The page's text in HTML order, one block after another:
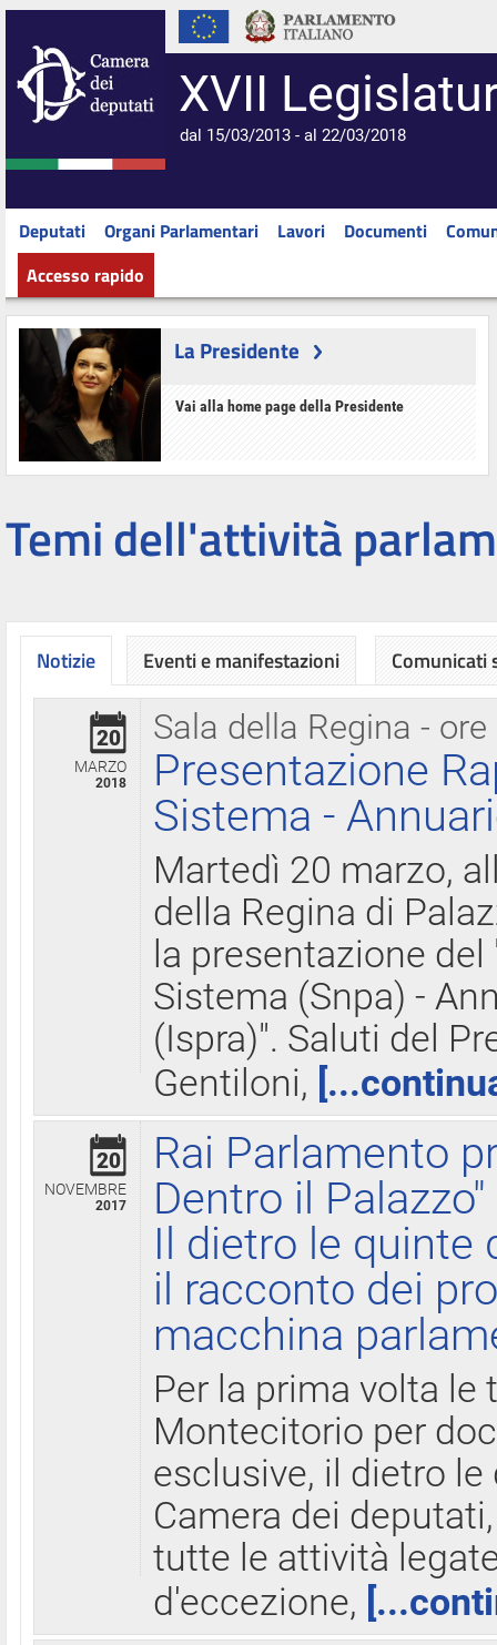
XVII
dal 15/03/2013 - al 22/03/2018
Deputati Organi Parlamentari Lavori Documenti
Accesso rapido
La Presidente
Vai alla home page della Presidente
Temi dell'attività
Notizie
Sala della Regina - ore
20
MARZO
2018
Presentazione
Sistema -
Martedì 20 marzo,
della Regina di
la presentazione
Sistema (Snpa) -
(Ispra)". Saluti del
Gentiloni,
20
NOVEMBRE
2017
Rai Parlamento
Dentro il Palazzo"
Il dietro le quinte
il racconto dei
macchina
Per la prima volta le
Montecitorio per
esclusive, il dietro
Camera dei
tutte le attività
d'eccezione,
Eventi e manifestazioni Comunicati